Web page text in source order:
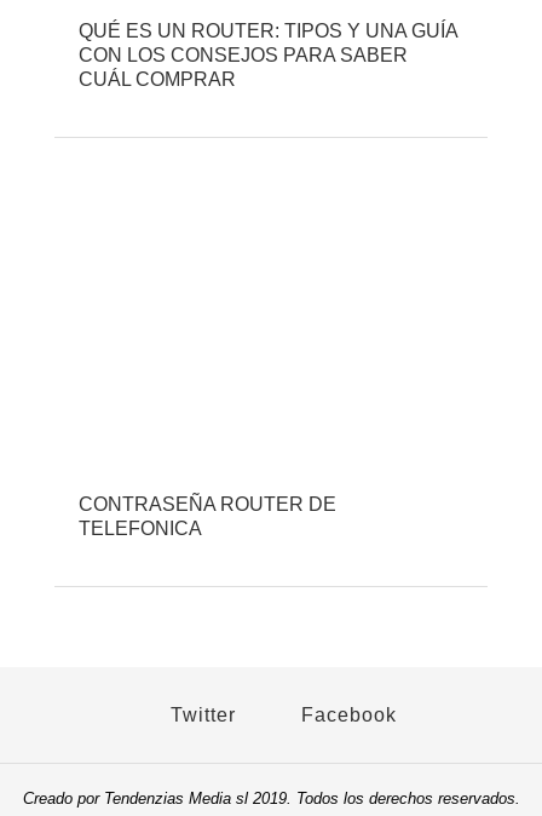
QUÉ ES UN ROUTER: TIPOS Y UNA GUÍA
CON LOS CONSEJOS PARA SABER
CUÁL COMPRAR
CONTRASEÑA ROUTER DE
TELEFONICA
Twitter Facebook
Creado por Tendenzias Media sl 2019. Todos los derechos reservados.